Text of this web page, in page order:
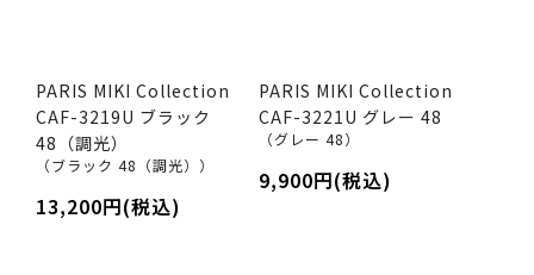
PARIS MIKI Collection
CAF-3219U ブラック
48（調光）
（ブラック 48（調光））
13,200円(税込)
PARIS MIKI Collection
CAF-3221U グレー 48
（グレー 48）
9,900円(税込)